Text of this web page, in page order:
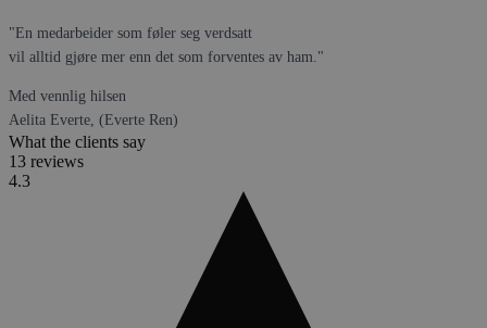
"En medarbeider som føler seg verdsatt
vil alltid gjøre mer enn det som forventes av ham."
Med vennlig hilsen
Aelita Everte, (Everte Ren)
What the clients say
13 reviews
4.3